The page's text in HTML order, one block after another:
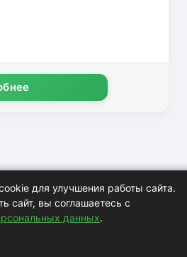
для улучшения работы сайта.
сайт, вы соглашаетесь с
данных.